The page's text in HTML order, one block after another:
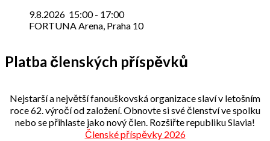
9.8.2026 15:00- 17:00
FORTUNA Arena, Praha 10
Platba členských příspěvků
Nejstarší a největší fanouškovská organizace slaví v letošním
roce 62. výročí od založení. Obnovte si své členství ve spolku
nebo se přihlaste jako nový člen. Rozšiřte republiku Slavia!
Členské příspěvky 2026